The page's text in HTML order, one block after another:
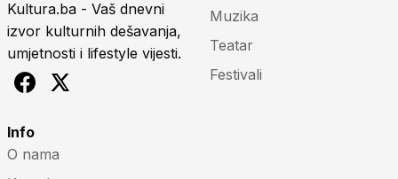
Kultura.ba - Vaš dnevni
izvor kulturnih dešavanja,
umjetnosti i lifestyle vijesti.
Muzika
Teatar
Festivali
Info
O nama